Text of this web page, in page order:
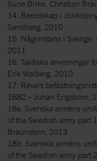
Sune Birke, Christian
14. Beredskap i
Sandberg, 2010
15. Någonstans i
2011
16. Taktiska anvisningar
Erik Walberg, 2010
17. Revals
1682 – Johan Engström,
18a. Svenska arméns
of the Swedish army part
Braunstein, 2013
18b. Svenska arméns
of the Swedish army part